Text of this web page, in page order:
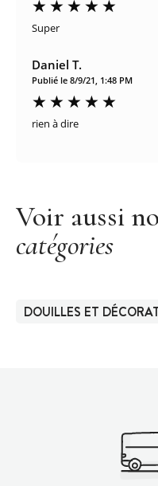
Super
Daniel T.
Publié le 8/9/21, 1:48 PM
rien à dire
Voir aussi
catégories
DOUILLES ET